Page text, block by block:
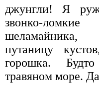
джунгли! Я
звонко-
шеламайника,
путаницу
горошка.
травяном море.